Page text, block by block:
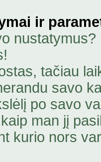
ir
nustatymus?
tačiau
savo
po savo
man jį
kurio nors